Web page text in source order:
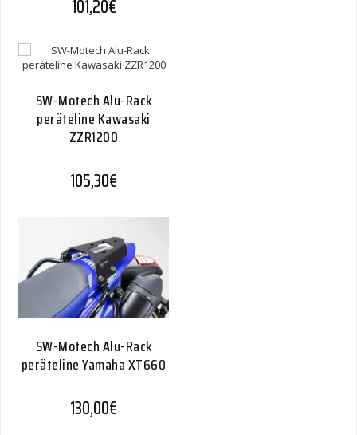
101,20€
SW-Motech Alu-Rack
peräteline Kawasaki
ZZR1200
105,30€
SW-Motech Alu-Rack
peräteline Yamaha XT660
130,00€